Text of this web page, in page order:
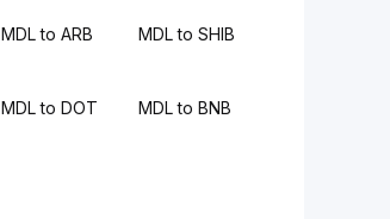
MDL to ARB MDL to SHIB
MDL to DOT MDL to BNB